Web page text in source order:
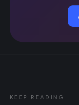
KEEP READING